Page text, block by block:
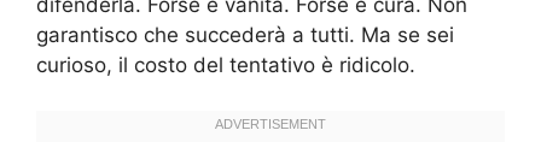
garantisco che succederà a tutti. Ma se sei
curioso, il costo del tentativo è ridicolo.